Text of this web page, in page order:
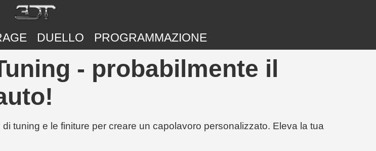
DUELLO PROGRAMMAZIONE
- probabilmente il
tuning e le finiture per creare un capolavoro personalizzato. Eleva la tua